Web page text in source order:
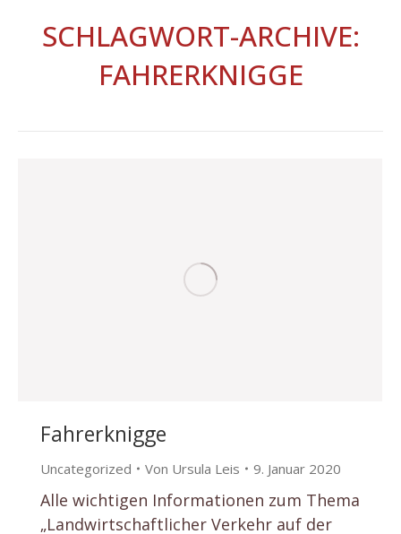
SCHLAGWORT-ARCHIVE:
FAHRERKNIGGE
Fahrerknigge
Uncategorized Von Ursula Leis 9. Januar 2020
Alle wichtigen Informationen zum Thema
„Landwirtschaftlicher Verkehr auf der